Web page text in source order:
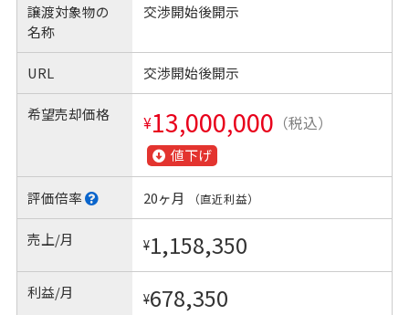
譲渡対象物の
名称
交渉開始後開示
URL 交渉開始後開示
希望売却価格 ¥13,000,000 （税込）
値下げ
評価倍率 20ヶ月 （直近利益）
売上/月 ¥1,158,350
利益/月 ¥678,350